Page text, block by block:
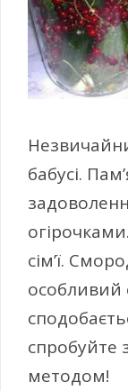
бабусі.
сім’ї.
особливий
спробуйте
методом!